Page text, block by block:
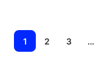
1 2 3 …